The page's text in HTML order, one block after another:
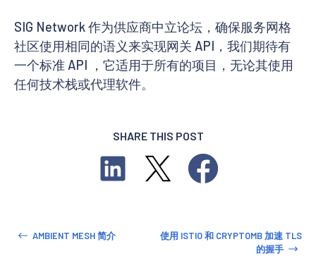
SIG Network 作为供应商中立论坛，确保服务网格
社区使用相同的语义来实现网关 API，我们期待有
一个标准 API ，它适用于所有的项目，无论其使用
任何技术栈或代理软件。
SHARE THIS POST
AMBIENT MESH 简介
使用 ISTIO 和 CRYPTOMB 加速 TLS
的握手